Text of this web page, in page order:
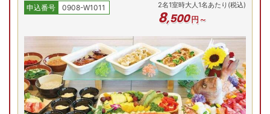
夕朝食ともに和洋中約30種のビュッフェをご用意。地産の鮎
の塩焼き（一例）など、季節の食材を使ったメニューが充
実。ソフトドリンク飲み放題付きで、皆様で食事を楽しめま
す。
プランの詳細を見る
空室を表示
和洋室
【お部屋タイプ】
お部屋の詳細を見る
申込番号 0908-W1011 2名1室時大人1名あたり(税込)
8,500円～